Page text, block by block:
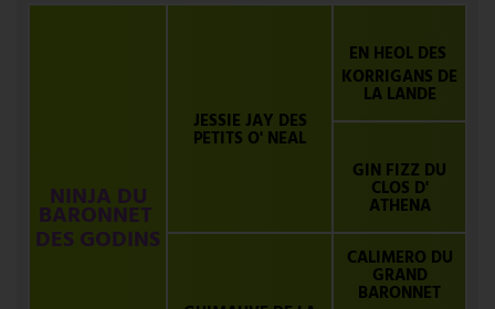
NINJA DU
BARONNET
DES GODINS
JESSIE JAY DES
PETITS O' NEAL
EN HEOL DES
KORRIGANS DE
LA LANDE
GIN FIZZ DU
CLOS D'
ATHENA
CALIMERO DU
GRAND
BARONNET